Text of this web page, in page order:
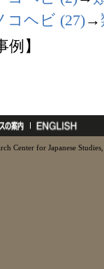
コヘビ (27)→
例】
Center for Japanese